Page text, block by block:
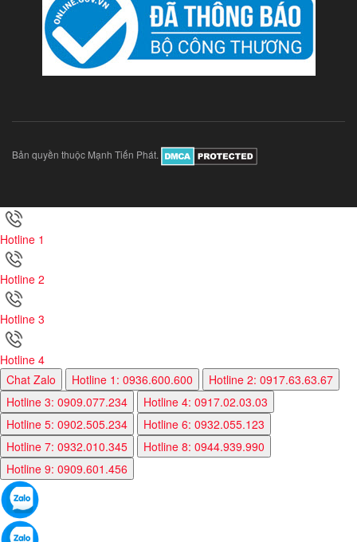
Bản quyền thuộc Mạnh Tiến Phát.
Hotline 1
Hotline 2
Hotline 3
Hotline 4
Chat Zalo
Hotline 1: 0936.600.600
Hotline 2: 0917.63.63.67
Hotline 3: 0909.077.234
Hotline 4: 0917.02.03.03
Hotline 5: 0902.505.234
Hotline 6: 0932.055.123
Hotline 7: 0932.010.345
Hotline 8: 0944.939.990
Hotline 9: 0909.601.456